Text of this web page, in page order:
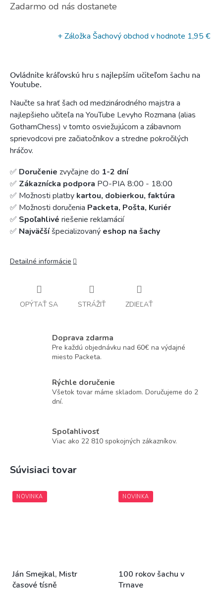
Zadarmo od nás dostanete
+ Záložka Šachový obchod v hodnote 1,95 €
Ovládnite kráľovskú hru s najlepším učiteľom šachu na
Youtube.
Naučte sa hrať šach od medzinárodného majstra a
najlepšieho učiteľa na YouTube Levyho Rozmana (alias
GothamChess) v tomto osviežujúcom a zábavnom
sprievodcovi pre začiatočníkov a stredne pokročilých
hráčov.
✅ Doručenie zvyčajne do 1-2 dní
✅ Zákaznícka podpora PO-PIA 8:00 - 18:00
✅ Možnosti platby kartou, dobierkou, faktúra
✅ Možnosti doručenia Packeta, Pošta, Kuriér
✅ Spoľahlivé riešenie reklamácií
✅ Najväčšíšpecializovaný eshop na šachy
Detailné informácie
OPÝTAŤ SA STRÁŽIŤ ZDIEĽAŤ
Doprava zdarma
Pre každú objednávku nad 60€ na výdajné
miesto Packeta.
Rýchle doručenie
Všetok tovar máme skladom. Doručujeme do 2
dní.
Spoľahlivosť
Viac ako 22 810 spokojných zákazníkov.
Súvisiaci tovar
NOVINKA
Ján Smejkal, Mistr
časové tísně
NOVINKA
100 rokov šachu v
Trnave